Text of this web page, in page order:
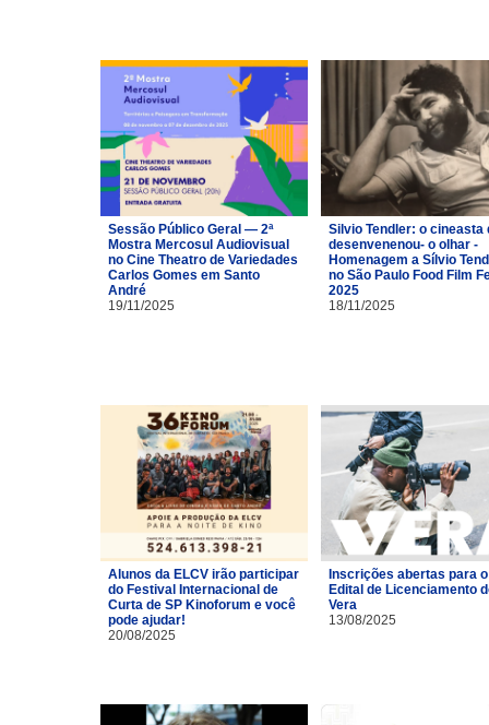
Sessão Público Geral — 2ª
Mostra Mercosul Audiovisual
no Cine Theatro de Variedades
Carlos Gomes em Santo
André
19/11/2025
Silvio Tendler: o cineasta
desenvenenou- o olhar -
Homenagem a Sílvio
no São Paulo Food Film
2025
18/11/2025
Alunos da ELCV irão participar
do Festival Internacional de
Curta de SP Kinoforum e você
pode ajudar!
20/08/2025
Inscrições abertas para o
Edital de Licenciamento
Vera
13/08/2025